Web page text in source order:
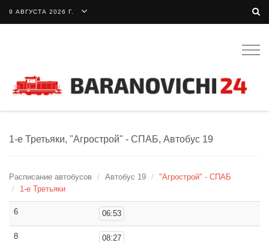
9 АВГУСТА 2026 Г.
1-е Третьяки, "Агрострой" - СПАБ, Автобус 19
Расписание автобусов Автобус 19
"Агрострой" - СПАБ
1-е Третьяки
6 06:53
8 08:27